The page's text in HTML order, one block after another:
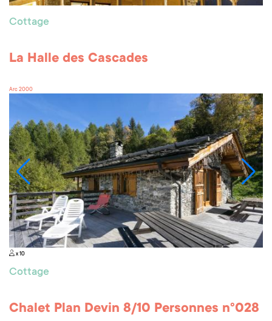
Cottage
La Halle des Cascades
Arc 2000
x 10
Cottage
Chalet Plan Devin 8/10 Personnes n°028